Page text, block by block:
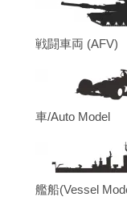
戦闘車両 (AFV)
車/Auto Model
艦船(Vessel